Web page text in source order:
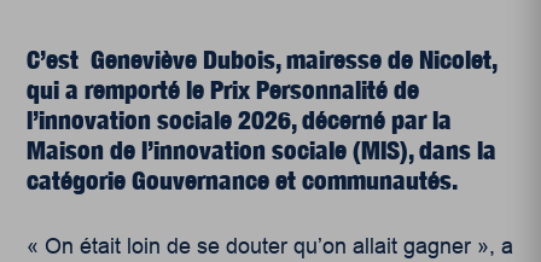
C’est Geneviève Dubois, mairesse de Nicolet,
qui a remporté le Prix Personnalité de
l’innovation sociale 2026, décerné par la
Maison de l’innovation sociale (MIS), dans la
catégorie Gouvernance et communautés.
« On était loin de se douter qu’on allait gagner », a